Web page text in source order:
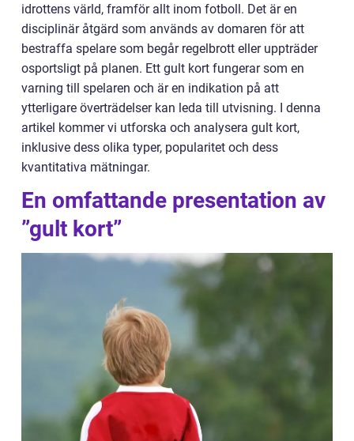
idrottens värld, framför allt inom fotboll. Det är en
disciplinär åtgärd som används av domaren för att
bestraffa spelare som begår regelbrott eller uppträder
osportsligt på planen. Ett gult kort fungerar som en
varning till spelaren och är en indikation på att
ytterligare överträdelser kan leda till utvisning. I denna
artikel kommer vi utforska och analysera gult kort,
inklusive dess olika typer, popularitet och dess
kvantitativa mätningar.
En omfattande presentation av
”gult kort”